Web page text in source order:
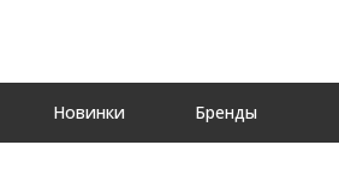
Новинки Бренды